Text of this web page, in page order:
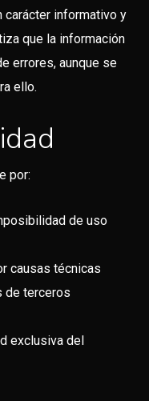
carácter informativo y
que la información
errores, aunque se
ello.
por:
de uso
causas técnicas
de terceros
exclusiva del